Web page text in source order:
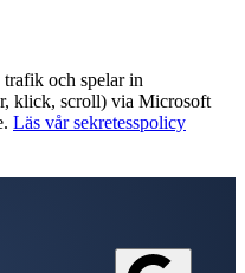
trafik och spelar in
klick, scroll) via Microsoft
Läs vår sekretesspolicy